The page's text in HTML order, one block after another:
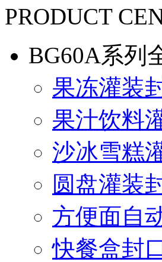
PRODUCT
BG60A系列
果冻灌装
果汁饮料
沙冰雪糕
圆盘灌装
方便面自
快餐盒封